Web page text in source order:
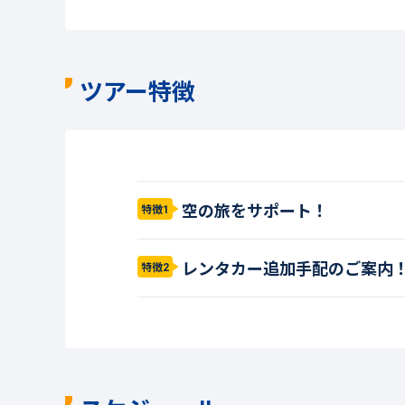
ツアー特徴
特徴1 空の旅をサポート！
特徴2 レンタカー追加手配のご案内